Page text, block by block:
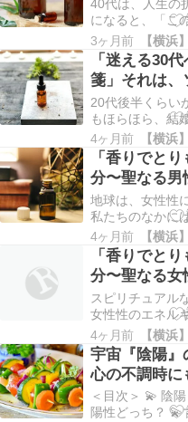
群（空虚感）④
化 心の状態とし
値…
40代は、人生の
になると、「こ
な？」と自己の
す。 40代の主
① 体力の低下、
②「ダブルケア
の介護③ 仕事、
ャー ④「人生3
備、住…
3ヶ月前
「迷える30
箋」それは、
セージ？！
20代後半くらい
もほらほら、結
し、「自分は、
思いをよせる年
５つの悩みご
する？②子供は
育児と仕事の両
職？目指せ、管
貯蓄？…
4ヶ月前
「香りでと
分〜聖なる男
地球は、女性性
私たちのなかに
共有されるとい
て、そこは、戦
呼びさまし合う
性をとりもどす
介！⇩ 『「香り
分〜聖なる女性
チュ…
4ヶ月前
「香りでと
分〜聖なる女
スピリチュアル
女性性のエネル
ています。 約
男性性原理の時
の時代がおわっ
が、女性性のエ
代といわれてい
2020年代） と
4ヶ月前
宇宙『陰陽』
心の不調時に
いこと！
＜目次＞ 💫 陰
陽性どっち？ 💫